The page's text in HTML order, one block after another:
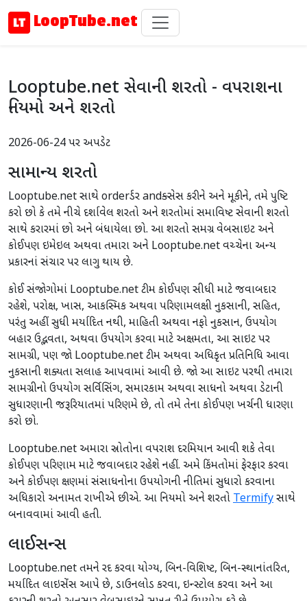
LoopTube.net
Looptube.net સેવાની શરતો - વપરાશના
નિયમો અને શરતો
2026-06-24 પર અપડેટ
સામાન્ય શરતો
Looptube.net સાથે orderર્ડર andક્સેસ કરીને અને મૂકીને, તમે પુષ્ટિ
કરો છો કે તમે નીચે દર્શાવેલ શરતો અને શરતોમાં સમાવિષ્ટ સેવાની શરતો
સાથે કરારમાં છો અને બંધાયેલા છો. આ શરતો સમગ્ર વેબસાઇટ અને
કોઈપણ ઇમેઇલ અથવા તમારા અને Looptube.net વચ્ચેના અન્ય
પ્રકારનાં સંચાર પર લાગુ થાય છે.
કોઈ સંજોગોમાં Looptube.net ટીમ કોઈપણ સીધી માટે જવાબદાર
રહેશે, પરોક્ષ, ખાસ, આકસ્મિક અથવા પરિણામલક્ષી નુકસાની, સહિત,
પરંતુ અહીં સુધી મર્યાદિત નથી, માહિતી અથવા નફો નુકસાન, ઉપયોગ
બહાર ઉદ્ભવતા, અથવા ઉપયોગ કરવા માટે અક્ષમતા, આ સાઇટ પર
સામગ્રી, પણ જો Looptube.net ટીમ અથવા અધિકૃત પ્રતિનિધિ આવા
નુકસાની શક્યતા સલાહ આપવામાં આવી છે. જો આ સાઇટ પરથી તમારા
સામગ્રીનો ઉપયોગ સર્વિસિંગ, સમારકામ અથવા સાધનો અથવા ડેટાની
સુધારણાની જરૂરિયાતમાં પરિણમે છે, તો તમે તેના કોઈપણ ખર્ચની ધારણા
કરો છો.
Looptube.net અમારા સ્રોતોના વપરાશ દરમિયાન આવી શકે તેવા
કોઈપણ પરિણામ માટે જવાબદાર રહેશે નહીં. અમે કિંમતોમાં ફેરફાર કરવા
અને કોઈપણ ક્ષણમાં સંસાધનોના ઉપયોગની નીતિમાં સુધારો કરવાના
અધિકારો અનામત રાખીએ છીએ. આ નિયમો અને શરતોTermifyસાથે
બનાવવામાં આવી હતી.
લાઈસન્સ
Looptube.net તમને રદ કરવા યોગ્ય, બિન-વિશિષ્ટ, બિન-સ્થાનાંતરિત,
મર્યાદિત લાઇસેંસ આપે છે, ડાઉનલોડ કરવા, ઇન્સ્ટોલ કરવા અને આ